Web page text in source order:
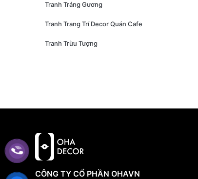
Tranh Tráng Gương
Tranh Trang Trí Decor Quán Cafe
Tranh Trừu Tượng
CÔNG TY CỔ PHẦN OHAVN